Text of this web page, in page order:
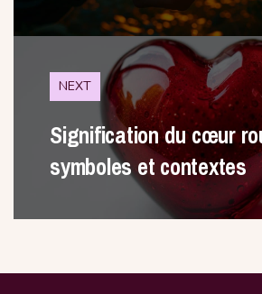
NEXT
Signification du cœur
symboles et contextes